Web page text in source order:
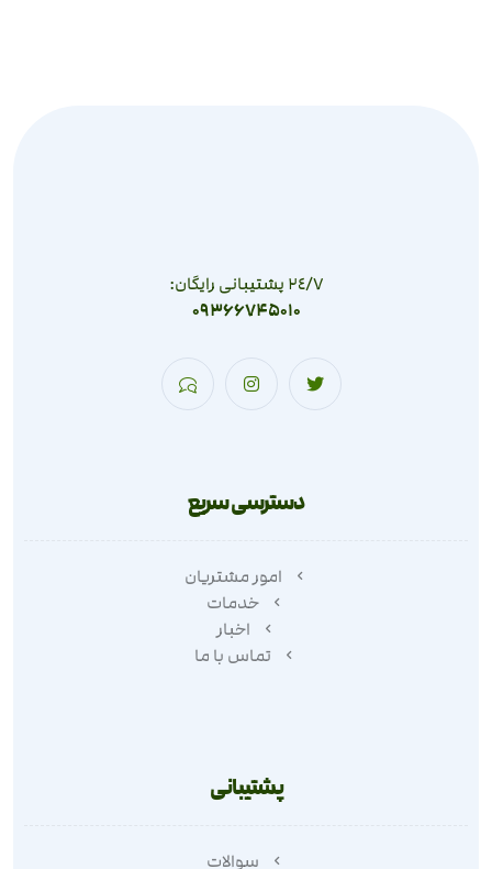
٢٤/٧ پشتیبانی رایگان:
09366745010
دسترسی سریع
امور مشتریان
خدمات
اخبار
تماس با ما
پشتیبانی
سوالات